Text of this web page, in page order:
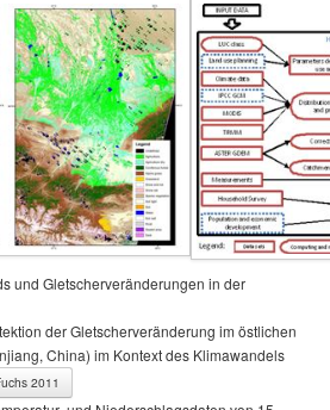
und Gletscherveränderungen in der
der Gletscherveränderung im östlichen
China) im Kontext des Klimawandels
2011